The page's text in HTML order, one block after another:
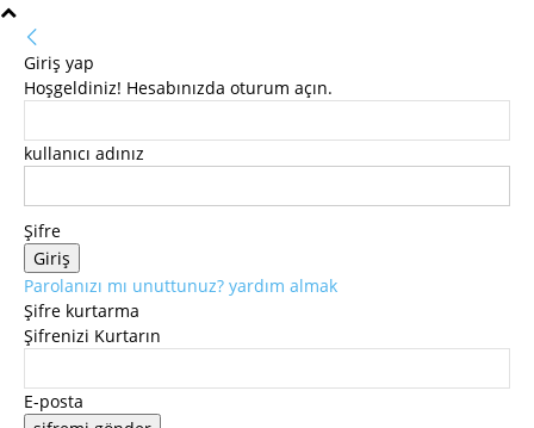
Giriş yap
Hoşgeldiniz! Hesabınızda oturum açın.
kullanıcı adınız
Şifre
Parolanızı mı unuttunuz? yardım almak
Şifre kurtarma
Şifrenizi Kurtarın
E-posta